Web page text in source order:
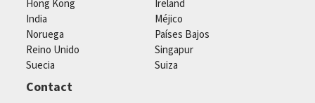
Hong Kong
Ireland
India
Méjico
Noruega
Países Bajos
Reino Unido
Singapur
Suecia
Suiza
Contact